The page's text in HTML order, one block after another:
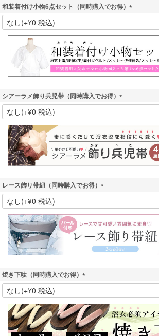
和装着付け小物6点セット（同時購入でお得）
(
必
須
シアーラメ飾り兵児帯（同時購入でお得）
(
必
須
)
レース飾り帯紐（同時購入でお得）
(
必
須
)
焼き下駄（同時購入でお得）
(
必
須
)